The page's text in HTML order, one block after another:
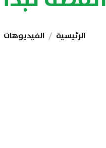
الرئيسية الفيديوهات